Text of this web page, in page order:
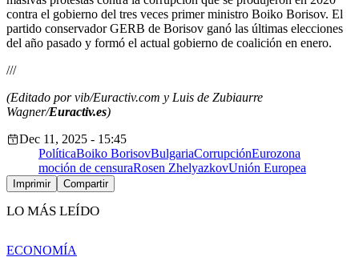
contra el gobierno del tres veces primer ministro Boiko Borisov. El
partido conservador GERB de Borisov ganó las últimas elecciones
del año pasado y formó el actual gobierno de coalición en enero.
///
(Editado por vib/Euractiv.com y Luis de Zubiaurre
Wagner/Euractiv.es)
Dec 11, 2025 - 15:45
PolíticaBoiko BorisovBulgariaCorrupciónEurozona
moción de censuraRosen ZhelyazkovUnión Europea
Imprimir Compartir
LO MÁS LEÍDO
ECONOMÍA